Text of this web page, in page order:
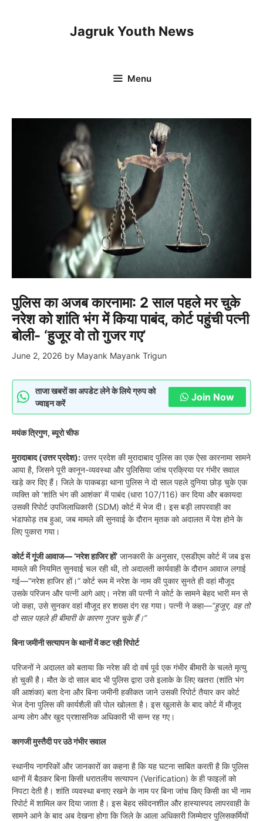
Jagruk Youth News
Menu
पुलिस का अजब कारनामा: 2 साल पहले मर चुके
नरेश को शांति भंग में किया पाबंद, कोर्ट पहुंची पत्नी
बोली- ‘हुजूर वो तो गुजर गए’
June 2, 2026 by Mayank Mayank Trigun
ताजा खबरों का अपडेट लेने के लिये ग्रुप को
ज्वाइन करें
Join Now
मयंक त्रिगुण, ब्यूरो चीफ
मुरादाबाद (उत्तर प्रदेश): उत्तर प्रदेश की मुरादाबाद पुलिस का एक ऐसा कारनामा सामने
आया है, जिसने पूरी कानून-व्यवस्था और पुलिसिया जांच प्रक्रिया पर गंभीर सवाल
खड़े कर दिए हैं। जिले के पाकबड़ा थाना पुलिस ने दो साल पहले दुनिया छोड़ चुके एक
व्यक्ति को ‘शांति भंग की आशंका’ में पाबंद (धारा 107/116) कर दिया और बकायदा
उसकी रिपोर्ट उपजिलाधिकारी (SDM) कोर्ट में भेज दी। इस बड़ी लापरवाही का
भंडाफोड़ तब हुआ, जब मामले की सुनवाई के दौरान मृतक को अदालत में पेश होने के
लिए पुकारा गया।
कोर्ट में गूंजी आवाज— ‘नरेश हाजिर हों’ जानकारी के अनुसार, एसडीएम कोर्ट में जब इस
मामले की नियमित सुनवाई चल रही थी, तो अदालती कार्यवाही के दौरान आवाज लगाई
गई—”नरेश हाजिर हों।” कोर्ट रूम में नरेश के नाम की पुकार सुनते ही वहां मौजूद
उसके परिजन और पत्नी आगे आए। नरेश की पत्नी ने कोर्ट के सामने बेहद भारी मन से
जो कहा, उसे सुनकर वहां मौजूद हर शख्स दंग रह गया। पत्नी ने कहा—“हुजूर, वह तो
दो साल पहले ही बीमारी के कारण गुजर चुके हैं।”
बिना जमीनी सत्यापन के थानों में कट रही रिपोर्ट
परिजनों ने अदालत को बताया कि नरेश की दो वर्ष पूर्व एक गंभीर बीमारी के चलते मृत्यु
हो चुकी है। मौत के दो साल बाद भी पुलिस द्वारा उसे इलाके के लिए खतरा (शांति भंग
की आशंका) बता देना और बिना जमीनी हकीकत जाने उसकी रिपोर्ट तैयार कर कोर्ट
भेज देना पुलिस की कार्यशैली की पोल खोलता है। इस खुलासे के बाद कोर्ट में मौजूद
अन्य लोग और खुद प्रशासनिक अधिकारी भी सन्न रह गए।
कागजी मुस्तैदी पर उठे गंभीर सवाल
स्थानीय नागरिकों और जानकारों का कहना है कि यह घटना साबित करती है कि पुलिस
थानों में बैठकर बिना किसी धरातलीय सत्यापन (Verification) के ही फाइलों को
निपटा देती है। शांति व्यवस्था बनाए रखने के नाम पर बिना जांच किए किसी का भी नाम
रिपोर्ट में शामिल कर दिया जाता है। इस बेहद संवेदनशील और हास्यास्पद लापरवाही के
सामने आने के बाद अब देखना होगा कि जिले के आला अधिकारी जिम्मेदार पुलिसकर्मियों